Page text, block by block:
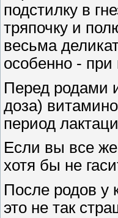
подстилку в
тряпочку и
весьма
особенно - при
Перед родами
доза)
период
Если вы все
хотя бы не
После родов у
это не так